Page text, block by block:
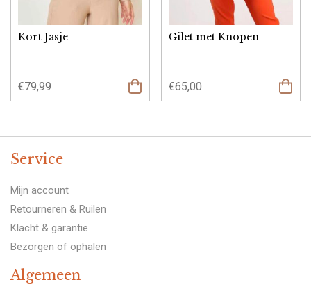
Kort Jasje
€79,99
Gilet met Knopen
€65,00
Opties
Service
Mijn account
Retourneren & Ruilen
Klacht & garantie
Bezorgen of ophalen
Algemeen